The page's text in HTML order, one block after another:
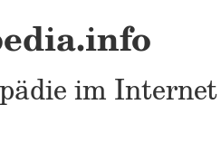
im Internet